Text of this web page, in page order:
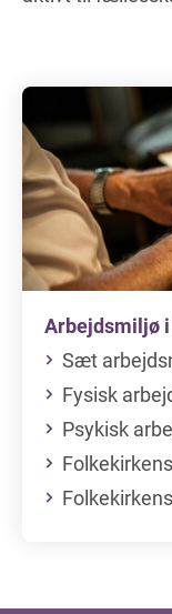
Arbejdsmiljø
Sæt
Fysisk
Psykisk